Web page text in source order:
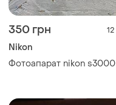
350 грн 12
Nikon
Фотоапарат nikon s3000